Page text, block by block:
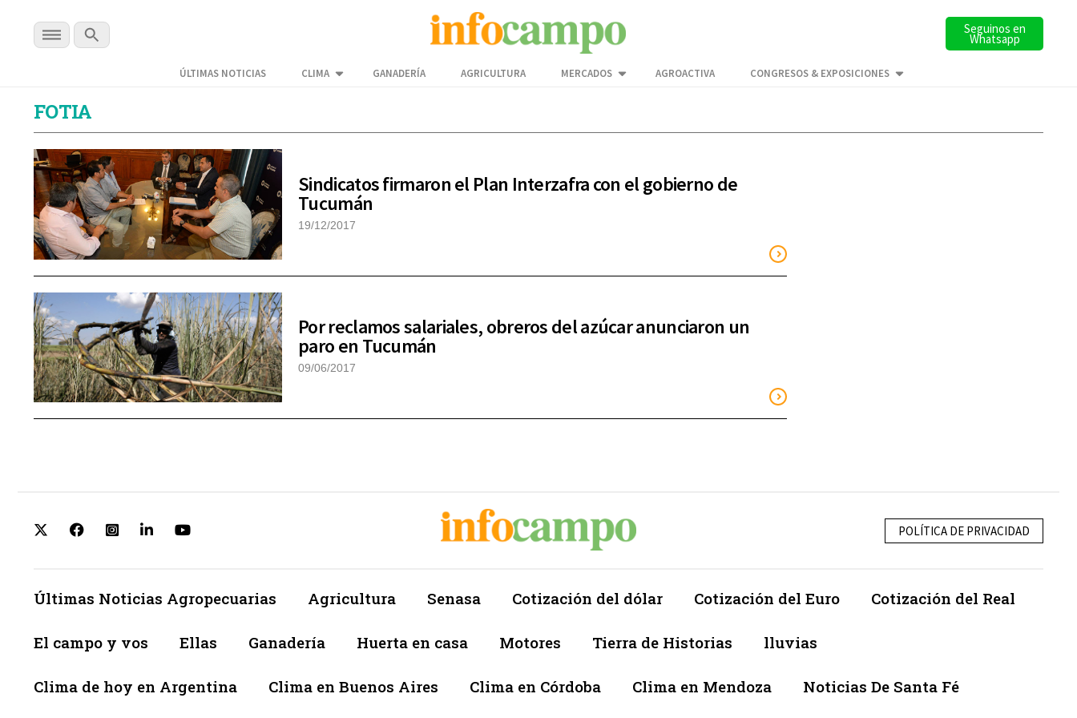
Seguinos en
Whatsapp
ÚLTIMAS NOTICIAS CLIMA GANADERÍA AGRICULTURA MERCADOS AGROACTIVA CONGRESOS & EXPOSICIONES
FOTIA
Sindicatos firmaron el Plan Interzafra con el gobierno de
Tucumán
19/12/2017
Por reclamos salariales, obreros del azúcar anunciaron un
paro en Tucumán
09/06/2017
POLÍTICA DE PRIVACIDAD
Últimas Noticias Agropecuarias Agricultura Senasa Cotización del dólar Cotización del Euro Cotización del Real
El campo y vos Ellas Ganadería Huerta en casa Motores Tierra de Historias lluvias
Clima de hoy en Argentina Clima en Buenos Aires Clima en Córdoba Clima en Mendoza Noticias De Santa Fé